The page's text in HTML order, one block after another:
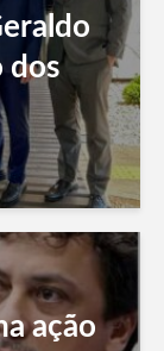
dos
ação